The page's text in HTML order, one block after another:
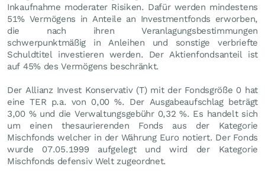
Inkaufnahme moderater Risiken. Dafür werden mindestens
51% Vermögens in Anteile an Investmentfonds erworben,
die nach ihren Veranlagungsbestimmungen
schwerpunktmäßig in Anleihen und sonstige verbriefte
Schuldtitel investieren werden. Der Aktienfondsanteil ist
auf 45% des Vermögens beschränkt.
Der Allianz Invest Konservativ (T) mit der Fondsgröße 0 hat
eine TER p.a. von 0,00 %. Der Ausgabeaufschlag beträgt
3,00 % und die Verwaltungsgebühr 0,32 %. Es handelt sich
um einen thesaurierenden Fonds aus der Kategorie
Mischfonds welcher in der Währung Euro notiert. Der Fonds
wurde 07.05.1999 aufgelegt und wird der Kategorie
Mischfonds defensiv Welt zugeordnet.